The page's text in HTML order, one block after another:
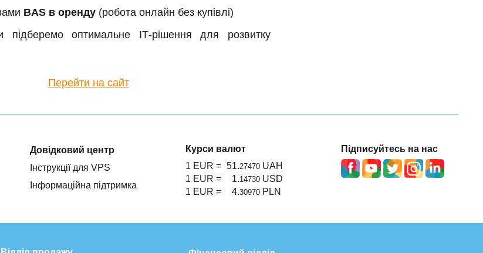
BAS в оренду (робота онлайн без купівлі)
підберемо оптимальне ІТ-рішення для розвитку
Перейти на сайт
Довідковий центр
Інструкції для VPS
Інформаційна підтримка
Курси валют
1 EUR = 51.27470 UAH
1 EUR =
1.14730 USD
1 EUR =
4.30970 PLN
Підписуйтесь на нас